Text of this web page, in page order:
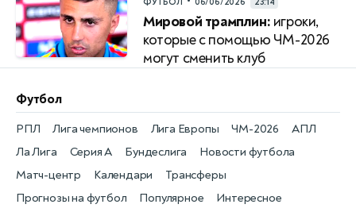
Мировой трамплин: игроки,
которые с помощью ЧМ-2026
могут сменить клуб
Футбол
Новости футбола
РПЛ
Матч-центр
Лига чемпионов
Календари
Лига Европы
Трансферы
ЧМ-2026
Прогнозы на футбол
АПЛ
Популярное
Ла Лига
Интересное
Серия А Бундеслига